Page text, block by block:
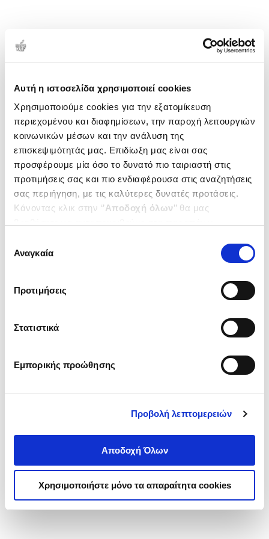
Αυτή η ιστοσελίδα χρησιμοποιεί cookies
Χρησιμοποιούμε cookies για την εξατομίκευση
περιεχομένου και διαφημίσεων, την παροχή λειτουργιών
κοινωνικών μέσων και την ανάλυση της
επισκεψιμότητάς μας. Επιδίωξη μας είναι σας
προσφέρουμε μία όσο το δυνατό πιο ταιριαστή στις
προτιμήσεις σας και πιο ενδιαφέρουσα στις αναζητήσεις
σας περιήγηση, με τις καλύτερες δυνατές προτάσεις.
Κάνοντας κλικ στην ‘’Αποδοχή όλων’’ θα μας
ενδιαφέρουν και να επιλέξετε από τα παρακάτω με την
΄΄και να ενημερωθείτε σχετικά με
συγκατάθεσης
Αναγκαία
Προτιμήσεις
Στατιστικά
Εμπορικής προώθησης
Προβολή λεπτομερειών
Αποδοχή Όλων
Χρησιμοποιήστε μόνο τα απαραίτητα cookies